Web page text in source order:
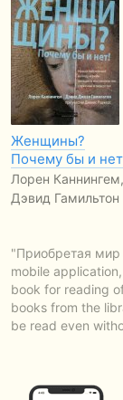
Женщины?
Почему бы и
Лорен Каннингем,
Дэвид Гамильтон
"Приобретая
mobile
book for reading
books from the
be read even